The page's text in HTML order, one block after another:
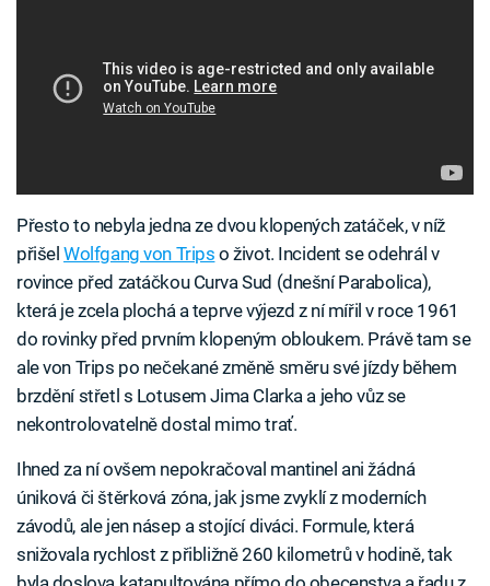
Přesto to nebyla jedna ze dvou klopených zatáček, v níž
přišelWolfgang von Trips o život. Incident se odehrál v
rovince před zatáčkou Curva Sud (dnešní Parabolica),
která je zcela plochá a teprve výjezd z ní mířil v roce 1961
do rovinky před prvním klopeným obloukem. Právě tam se
ale von Trips po nečekané změně směru své jízdy během
brzdění střetl s Lotusem Jima Clarka a jeho vůz se
nekontrolovatelně dostal mimo trať.
Ihned za ní ovšem nepokračoval mantinel ani žádná
úniková či štěrková zóna, jak jsme zvyklí z moderních
závodů, ale jen násep a stojící diváci. Formule, která
snižovala rychlost z přibližně 260 kilometrů v hodině, tak